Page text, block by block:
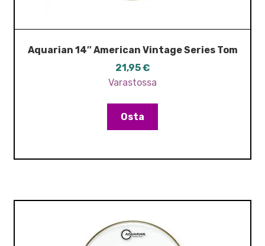
Aquarian 14″ American Vintage Series Tom
21,95€
Varastossa
Osta